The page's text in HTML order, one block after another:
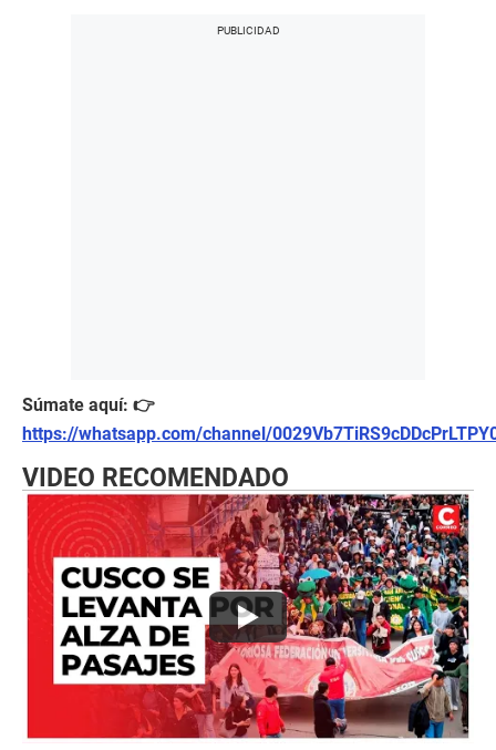
Súmate aquí: 👉
https://whatsapp.com/channel/
VIDEO RECOMENDADO